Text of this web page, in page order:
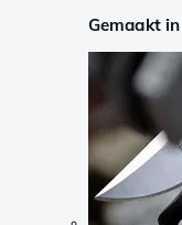
Gemaakt